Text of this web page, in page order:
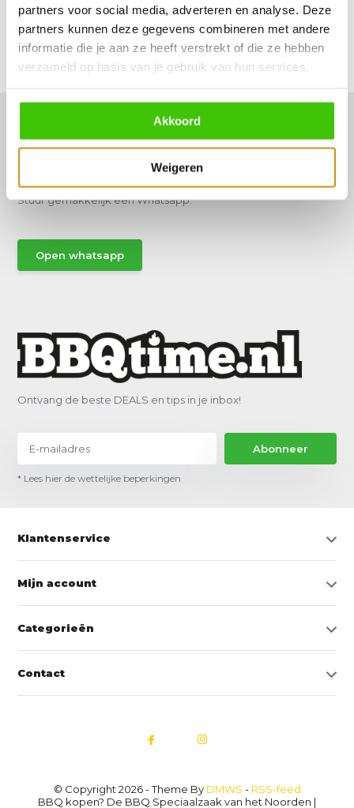
partners voor social media, adverteren en analyse. Deze
partners kunnen deze gegevens combineren met andere
informatie die je aan ze heeft verstrekt of die ze hebben
verzameld op basis van je gebruik van hun services.
Akkoord
Weigeren
Reviews
Delen
Hulp of advies nodig?
Stuur gemakkelijk een Whatsapp.
Open whatsapp
Ontvang de beste DEALS en tips in je inbox!
Abonneer
* Lees hier de wettelijke beperkingen
Klantenservice
Mijn account
Categorieën
Contact
© Copyright 2026 - Theme By DMWS - RSS-feed
BBQ kopen? De BBQ Speciaalzaak van het Noorden |